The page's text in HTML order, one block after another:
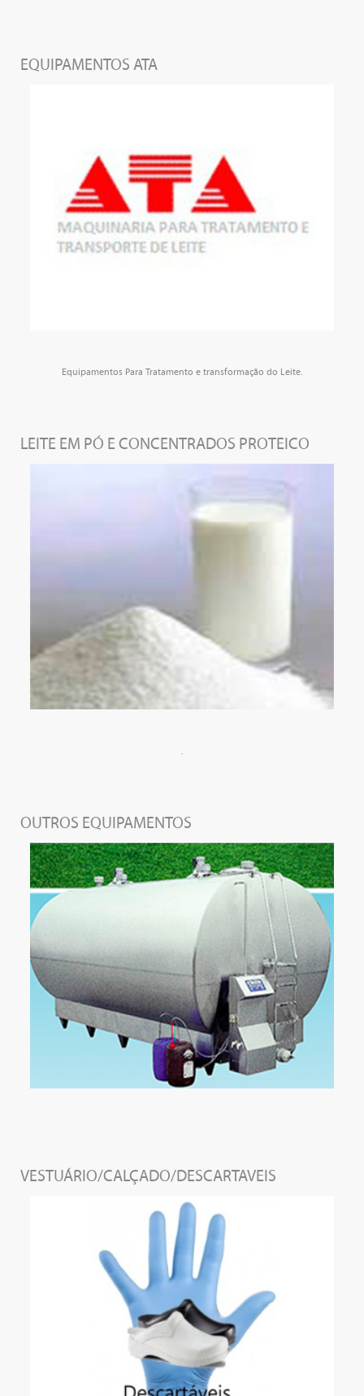
EQUIPAMENTOS ATA
Equipamentos Para Tratamento e transformação do Leite.
LEITE EM PÓ E CONCENTRADOS PROTEICO
OUTROS EQUIPAMENTOS
VESTUÁRIO/CALÇADO/DESCARTAVEIS